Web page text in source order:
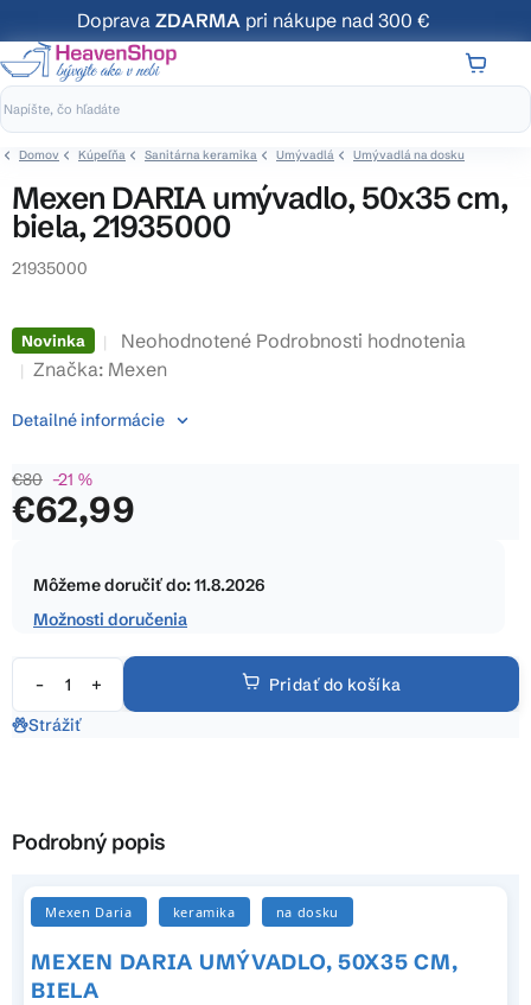
na
obsah
Doprava ZDARMA pri nákupe nad 300 €
Domov Kúpeľňa Sanitárna keramika Umývadlá Umývadlá na dosku
Mexen DARIA umývadlo, 50x35 cm,
biela, 21935000
21935000
Novinka
Priemerné
hodnotenie
je
5
Neohodnotené Podrobnosti hodnotenia
Značka: Mexen
€80 –21 %
€62,99
cena:
Môžeme doručiť do:11.8.2026
Možnosti doručenia
Pridať do košíka
Detailné informácie
Strážiť
Podrobný popis
Mexen Daria keramika na dosku
MEXEN DARIA UMÝVADLO, 50X35 CM,
BIELA